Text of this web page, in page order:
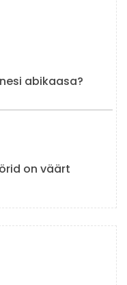
abikaasa?
on väärt